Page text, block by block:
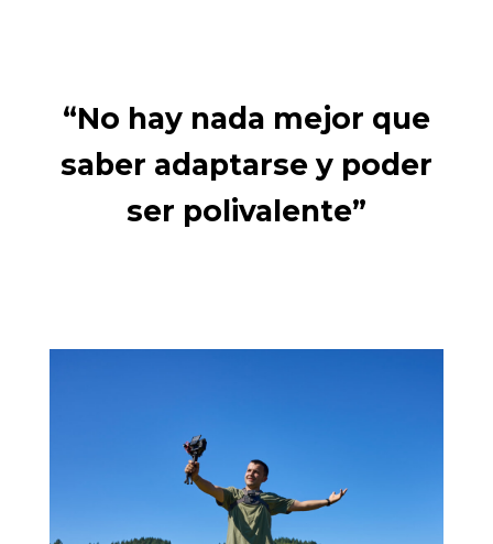
“No hay nada mejor que
saber adaptarse y poder
ser polivalente”